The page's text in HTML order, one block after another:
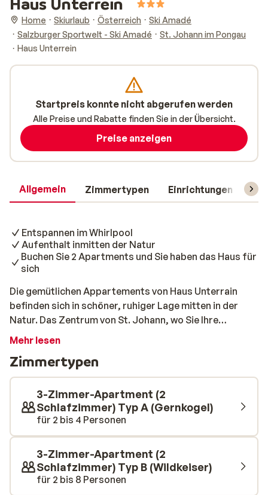
Home Skiurlaub Österreich
Ski Amadé
Salzburger Sportwelt - Ski Amadé
St. Johann im Pongau
Haus Unterrein
Allgemein Zimmertypen Einrichtungen
Entspannen im Whirlpool
Aufenthalt inmitten der Natur
Buchen Sie 2 Apartments und Sie haben das Haus für
sich
Die gemütlichen Appartements von Haus Unterrain
befinden sich in schöner, ruhiger Lage mitten in der
Natur. Das Zentrum von St. Johann, wo Sie Ihre
täglichen Einkäufe erledigen können, ist 6,5 km
Komplex besteht aus nur 2 3-Zimmer-Wohnungen.
Wenn Sie also 2 Wohnungen buchen, haben Sie das Haus
für sich allein. Beide Wohnungen sind geschmackvoll
eingerichtet und verfügen über eine schöne Küche und
ein Badezimmer sowie 2 komfortable Schlafzimmer.
Mehr lesen
Zimmertypen
3-Zimmer-Apartment (2
Schlafzimmer) Typ A (Gernkogel)
für 2 bis 4 Personen
3-Zimmer-Apartment (2
Schlafzimmer) Typ B (Wildkeiser)
für 2 bis 8 Personen
Startpreis konnte nicht abgerufen werden
Alle Preise und Rabatte finden Sie in der Übersicht.
Preise anzeigen